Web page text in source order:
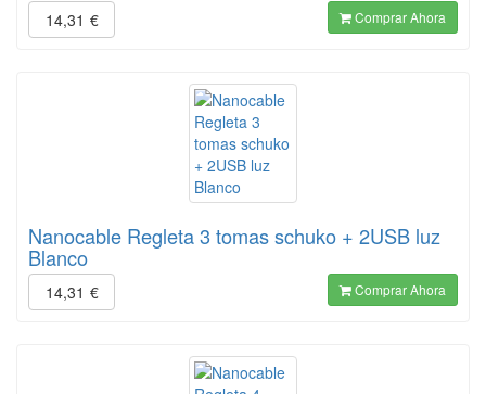
14,31 € Comprar Ahora
Nanocable Regleta 3 tomas schuko + 2USB luz
Blanco
14,31 € Comprar Ahora